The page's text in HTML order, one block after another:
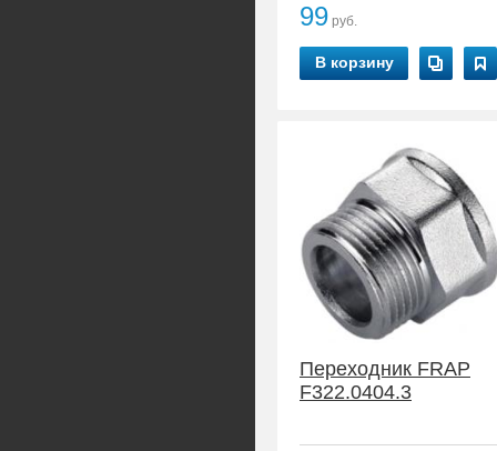
99 руб.
В корзину
Переходник FRAP
F322.0404.3